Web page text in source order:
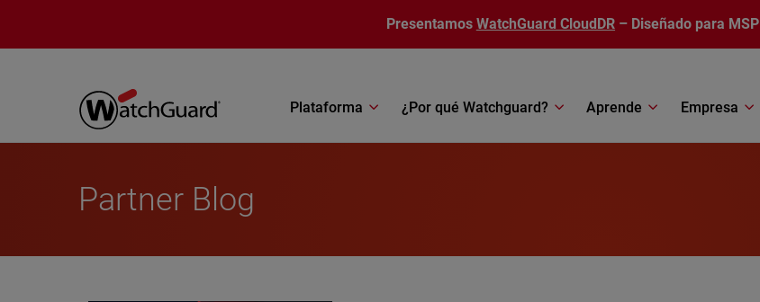
Presentamos WatchGuard CloudDR – Diseñado para MSP
Plataforma ¿Por qué Watchguard? Aprende Empresa
Partner Blog